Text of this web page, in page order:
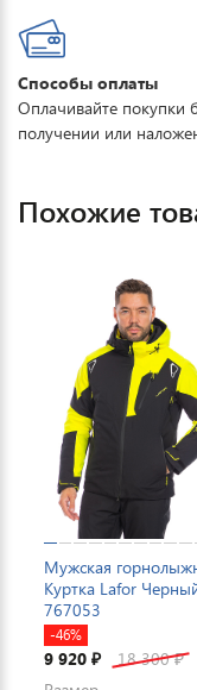
Способы оплаты
Оплачивайте покупки
получении или
Похожие
Мужская
Куртка Lafor
767053
-46%
9 920 ₽ 18 300₽